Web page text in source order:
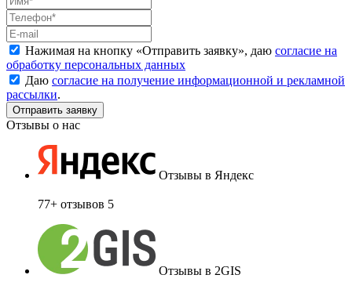
Нажимая на кнопку «Отправить заявку», даю согласие на
обработку персональных данных
Даю согласие на получение информационной и рекламной
рассылки.
Отзывы о нас
Отзывы в Яндекс
77+ отзывов 5
Отзывы в 2GIS